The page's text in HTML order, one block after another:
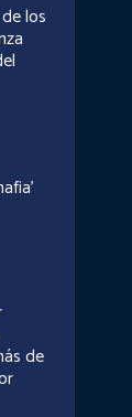
los
de